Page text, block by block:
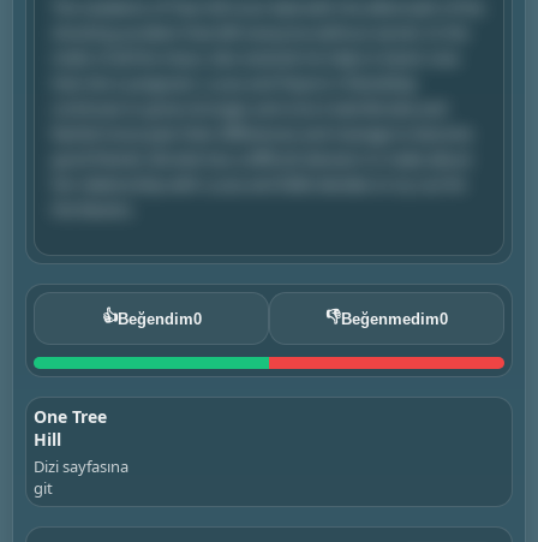
👍Beğendim0 👎Beğenmedim0
One Tree
Hill
Dizi sayfasına
git